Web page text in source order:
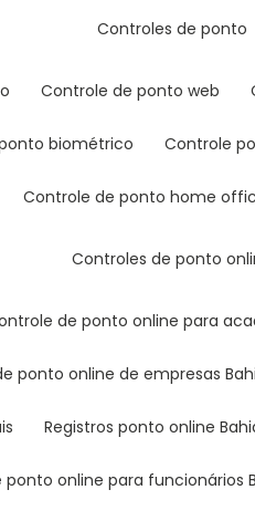
controles de ponto
controle de ponto web
biométrico controle
controle de ponto home
controles de ponto
de ponto online para
ponto online de empresas
registros ponto online
ponto online para funcionários